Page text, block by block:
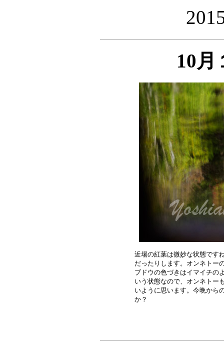
10月
近場の紅葉は微妙な状態です
だったりします。オンネトー
ブドウの色づきはイマイチの
いう状態なので、オンネトー
いように思います。今晩から